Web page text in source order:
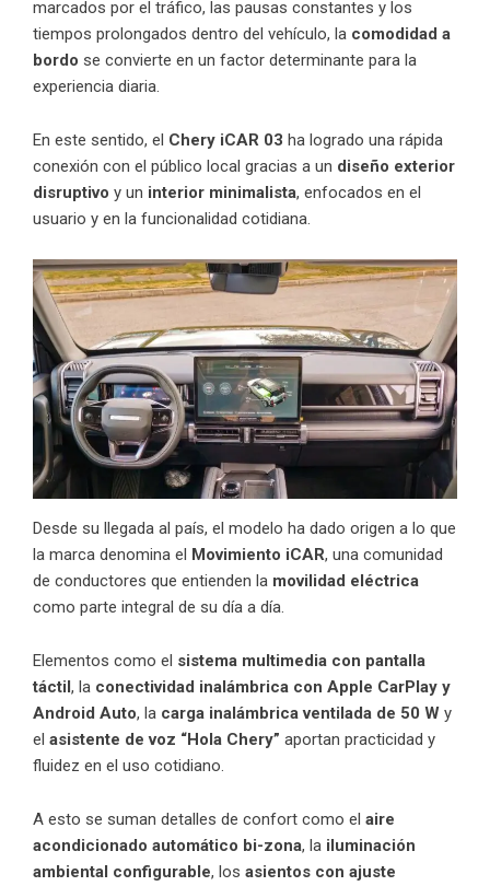
marcados por el tráfico, las pausas constantes y los
tiempos prolongados dentro del vehículo, la comodidad a
bordo se convierte en un factor determinante para la
experiencia diaria.
En este sentido, el Chery iCAR 03 ha logrado una rápida
conexión con el público local gracias a un diseño exterior
disruptivo y un interior minimalista, enfocados en el
usuario y en la funcionalidad cotidiana.
Desde su llegada al país, el modelo ha dado origen a lo que
la marca denomina el Movimiento iCAR, una comunidad
de conductores que entienden la movilidad eléctrica
como parte integral de su día a día.
Elementos como el sistema multimedia con pantalla
táctil, la conectividad inalámbrica con Apple CarPlay y
Android Auto, la carga inalámbrica ventilada de 50 W y
el asistente de voz “Hola Chery” aportan practicidad y
fluidez en el uso cotidiano.
A esto se suman detalles de confort como el aire
acondicionado automático bi-zona, la iluminación
ambiental configurable, los asientos con ajuste